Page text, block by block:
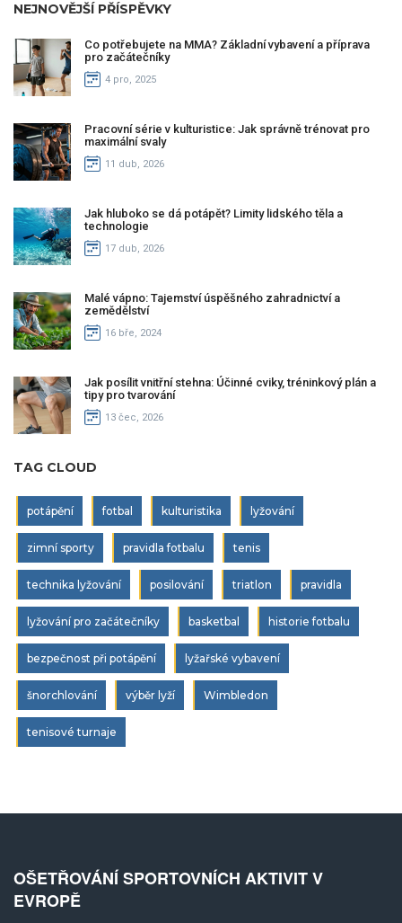
NEJNOVĚJŠÍ PŘÍSPĚVKY
Co potřebujete na MMA? Základní vybavení a příprava
pro začátečníky
4 pro, 2025
Pracovní série v kulturistice: Jak správně trénovat pro
maximální svaly
11 dub, 2026
Jak hluboko se dá potápět? Limity lidského těla a
technologie
17 dub, 2026
Malé vápno: Tajemství úspěšného zahradnictví a
zemědělství
16 bře, 2024
Jak posílit vnitřní stehna: Účinné cviky, tréninkový plán a
tipy pro tvarování
13 čec, 2026
TAG CLOUD
potápění fotbal kulturistika lyžování
zimní sporty pravidla fotbalu tenis
technika lyžování posilování triatlon pravidla
lyžování pro začátečníky basketbal historie fotbalu
bezpečnost při potápění lyžařské vybavení
šnorchlování výběr lyží Wimbledon
tenisové turnaje
OŠETŘOVÁNÍ SPORTOVNÍCH AKTIVIT V
EVROPĚ